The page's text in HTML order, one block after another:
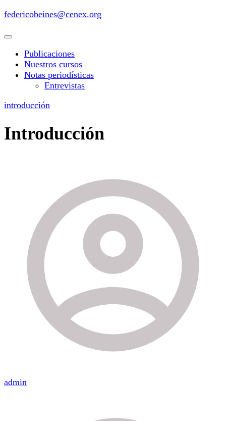
federicobeines@cenex.org
Publicaciones
Nuestros cursos
Notas periodísticas
Entrevistas
introducción
Introducción
admin